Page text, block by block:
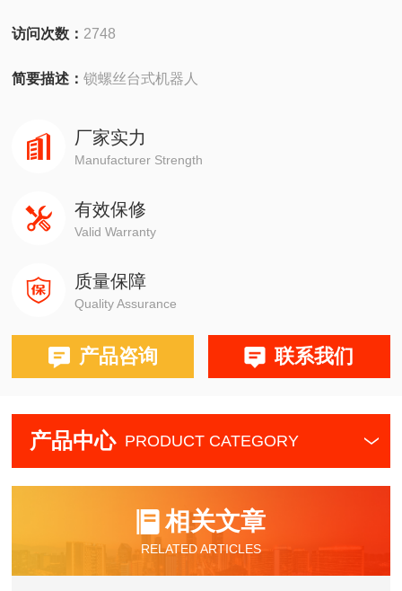
访问次数： 2748
简要描述：锁螺丝台式机器人
厂家实力
Manufacturer Strength
有效保修
Valid Warranty
质量保障
Quality Assurance
产品咨询 联系我们
产品中心 PRODUCT CATEGORY
相关文章
RELATED ARTICLES